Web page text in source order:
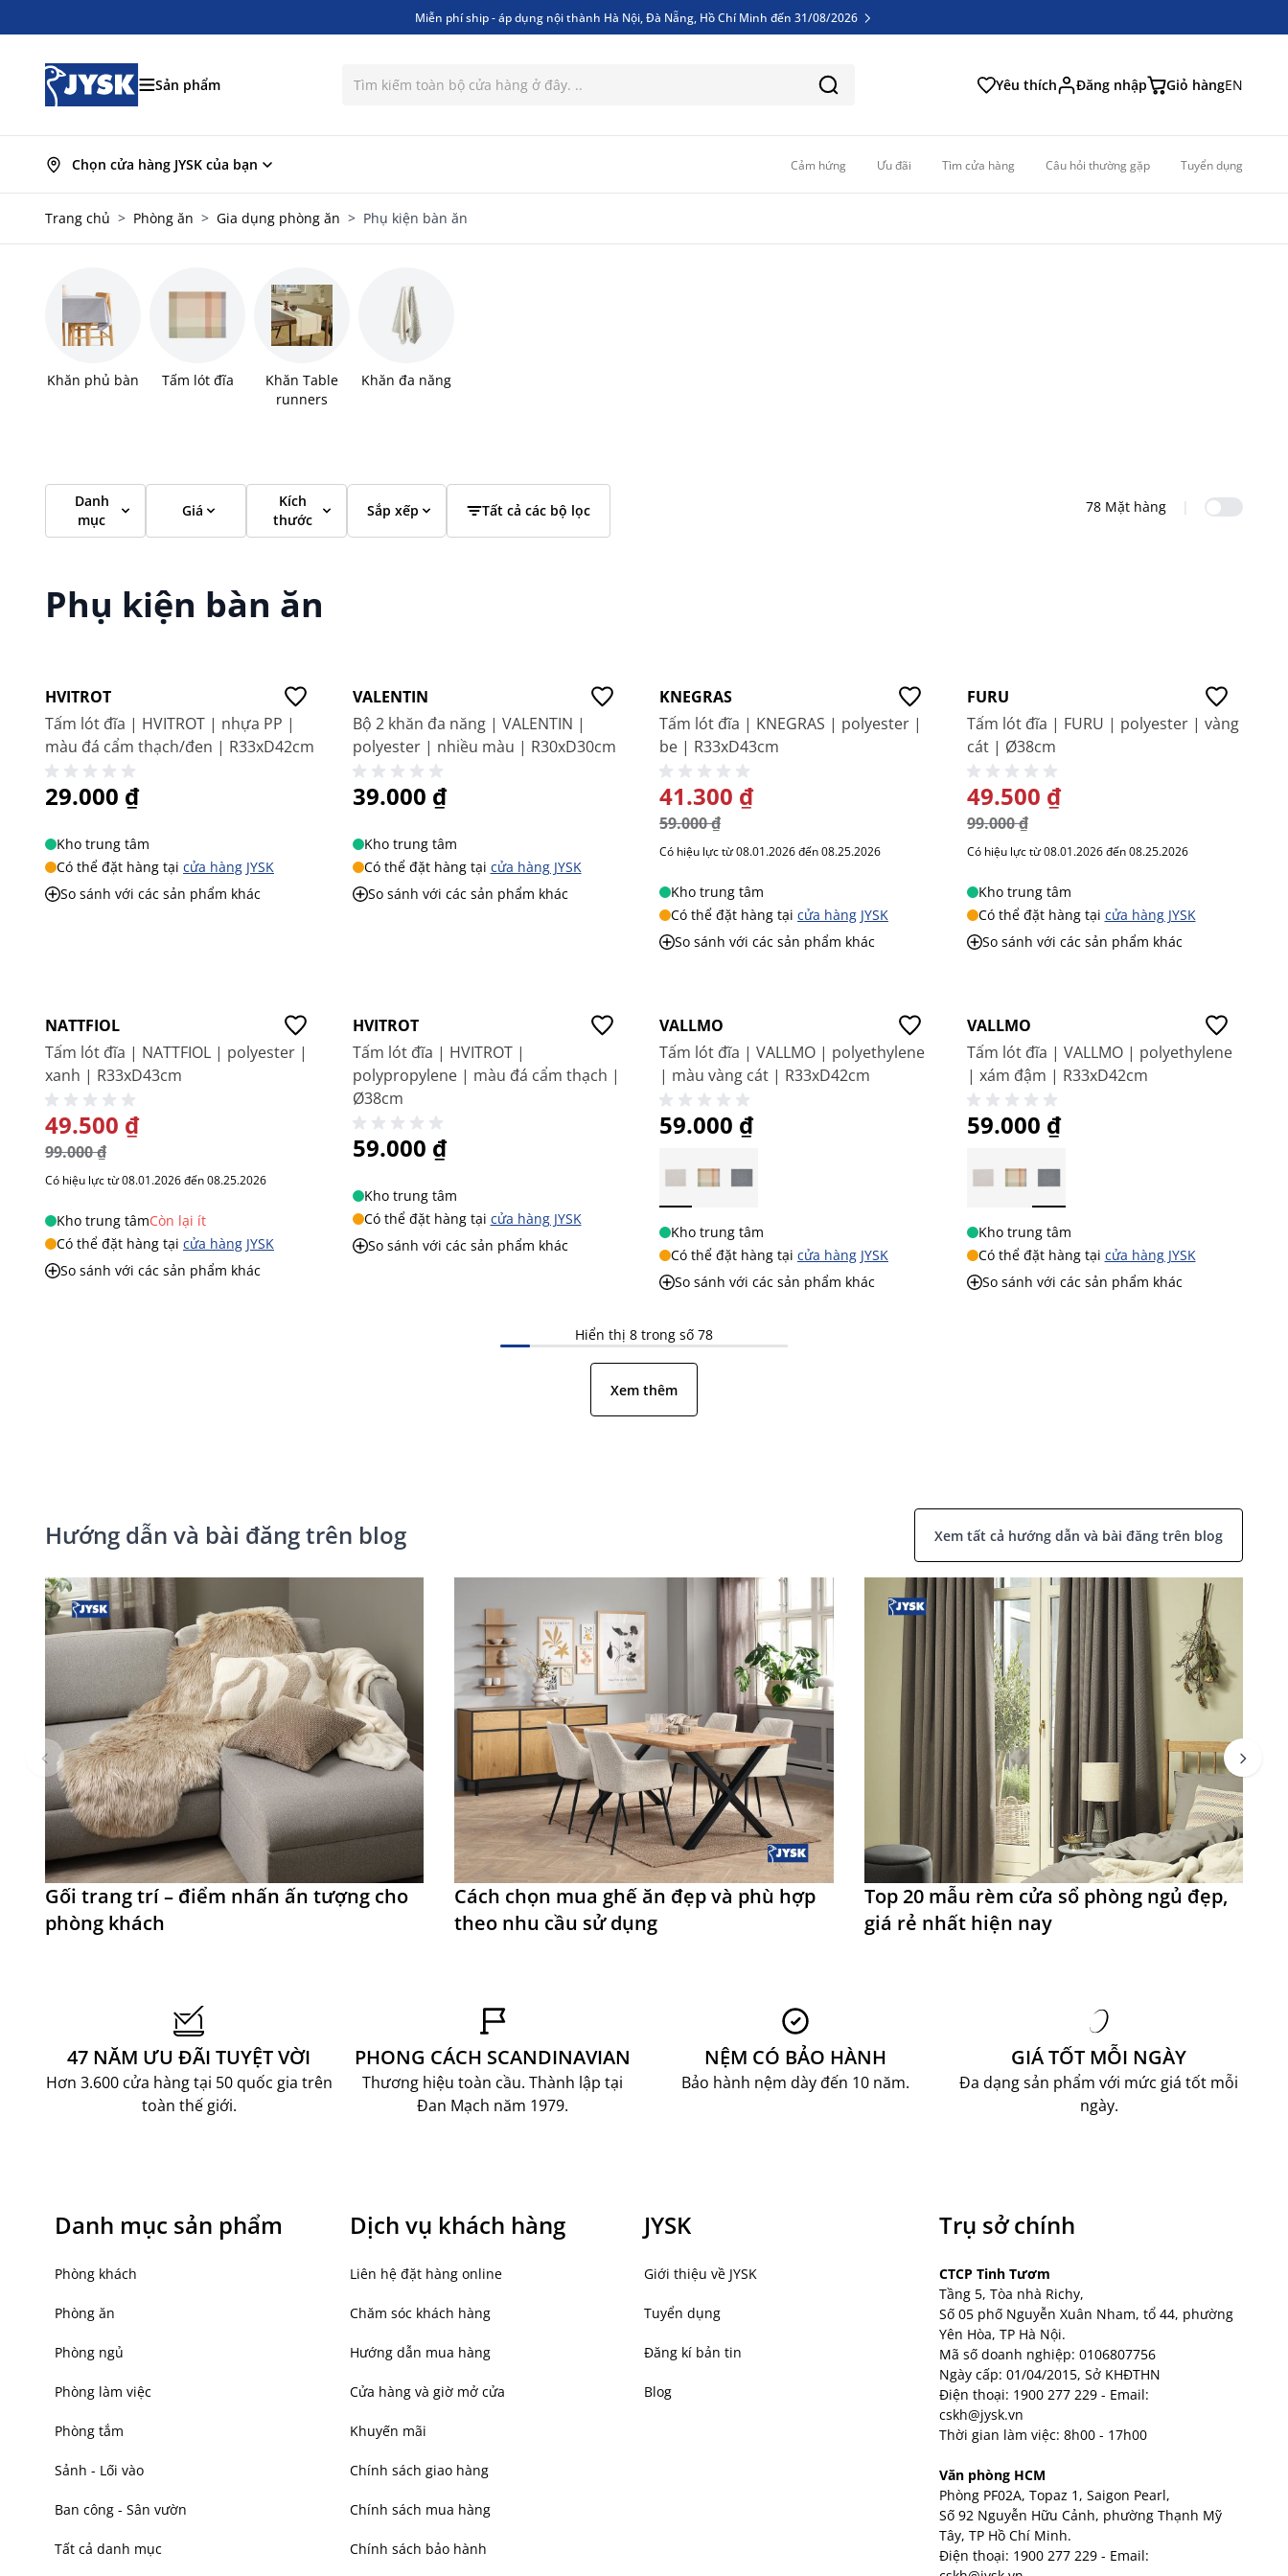
Miễn phí ship - áp dụng nội thành Hà Nội, Đà Nẵng, Hồ Chí Minh đến 31/08/2026
Sản phẩm Yêu thích Đăng nhập Giỏ hàngEN
Chọn cửa hàng JYSK của bạn Cảm hứng Ưu đãi Tìm cửa hàng Câu hỏi thường gặp Tuyển dụng
Trang chủ > Phòng ăn > Gia dụng phòng ăn > Phụ kiện bàn ăn
Khăn phủ bàn Tấm lót đĩa
Khăn Table
runners
Khăn đa năng
Danh
mục
Giá
Kích
thước
Tất cả các bộ lọc
Sắp xếp 78 Mặt hàng | Sản
Phụ kiện bàn ăn
HVITROT
Tấm lót đĩa | HVITROT | nhựa PP |
màu đá cẩm thạch/đen | R33xD42cm
29.000 ₫
Kho trung tâm
Có thể đặt hàng tại cửa hàng JYSK
So sánh với các sản phẩm khác
VALENTIN
Bộ 2 khăn đa năng | VALENTIN |
polyester | nhiều màu | R30xD30cm
39.000 ₫
Kho trung tâm
Có thể đặt hàng tại cửa hàng JYSK
So sánh với các sản phẩm khác
KNEGRAS
Tấm lót đĩa | KNEGRAS | polyester |
be | R33xD43cm
GIÁ ĐẶC BIỆT
41.300 ₫
59.000 ₫
Có hiệu lực từ 08.01.2026 đến 08.25.2026
Kho trung tâm
Có thể đặt hàng tại cửa hàng JYSK
So sánh với các sản phẩm khác
FURU
Tấm lót đĩa | FURU | polyester | vàng
cát | Ø38cm
GIÁ ĐẶC BIỆT
49.500 ₫
99.000 ₫
Có hiệu lực từ 08.01.2026 đến 08.25.2026
Kho trung tâm
Có thể đặt hàng tại cửa hàng JYSK
So sánh với các sản phẩm khác
NATTFIOL
Tấm lót đĩa | NATTFIOL | polyester |
xanh | R33xD43cm
GIÁ ĐẶC BIỆT
49.500 ₫
99.000 ₫
Có hiệu lực từ 08.01.2026 đến 08.25.2026
Kho trung tâmCòn lại ít
Có thể đặt hàng tại cửa hàng JYSK
So sánh với các sản phẩm khác
HVITROT
Tấm lót đĩa | HVITROT |
polypropylene | màu đá cẩm thạch |
Ø38cm
59.000 ₫
Kho trung tâm
Có thể đặt hàng tại cửa hàng JYSK
So sánh với các sản phẩm khác
VALLMO
Tấm lót đĩa | VALLMO | polyethylene
| màu vàng cát | R33xD42cm
59.000 ₫
Kho trung tâm
Có thể đặt hàng tại cửa hàng JYSK
So sánh với các sản phẩm khác
VALLMO
Tấm lót đĩa | VALLMO | polyethylene
| xám đậm | R33xD42cm
59.000 ₫
Kho trung tâm
Có thể đặt hàng tại cửa hàng JYSK
So sánh với các sản phẩm khác
Hiển thị 8 trong số 78
Xem thêm
Hướng dẫn và bài đăng trên blog Xem tất cả hướng dẫn và bài đăng trên blog
Gối trang trí – điểm nhấn ấn tượng cho
phòng khách
Cách chọn mua ghế ăn đẹp và phù hợp
theo nhu cầu sử dụng
Top 20 mẫu rèm cửa sổ phòng ngủ đẹp,
giá rẻ nhất hiện nay
47 NĂM ƯU ĐÃI TUYỆT VỜI
Hơn 3.600 cửa hàng tại 50 quốc gia trên
toàn thế giới.
PHONG CÁCH SCANDINAVIAN
Thương hiệu toàn cầu. Thành lập tại
Đan Mạch năm 1979.
NỆM CÓ BẢO HÀNH
Bảo hành nệm dày đến 10 năm.
GIÁ TỐT MỖI NGÀY
Đa dạng sản phẩm với mức giá tốt mỗi
ngày.
Danh mục sản phẩm
Phòng khách
Phòng ăn
Phòng ngủ
Phòng làm việc
Phòng tắm
Sảnh - Lối vào
Ban công - Sân vườn
Tất cả danh mục
Dịch vụ khách hàng
Liên hệ đặt hàng online
Chăm sóc khách hàng
Hướng dẫn mua hàng
Cửa hàng và giờ mở cửa
Khuyến mãi
Chính sách giao hàng
Chính sách mua hàng
Chính sách bảo hành
JYSK
Giới thiệu về JYSK
Tuyển dụng
Đăng kí bản tin
Blog
Trụ sở chính
CTCP Tinh Tươm
Tầng 5, Tòa nhà Richy,
Số 05 phố Nguyễn Xuân Nham, tổ 44, phường
Yên Hòa, TP Hà Nội.
Mã số doanh nghiệp: 0106807756
Ngày cấp: 01/04/2015, Sở KHĐTHN
Điện thoại: 1900 277 229- Email:
cskh@jysk.vn
Thời gian làm việc: 8h00 - 17h00
Văn phòng HCM
Phòng PF02A, Topaz 1, Saigon Pearl,
Số 92 Nguyễn Hữu Cảnh, phường Thạnh Mỹ
Tây, TP Hồ Chí Minh.
Điện thoại: 1900 277 229- Email: